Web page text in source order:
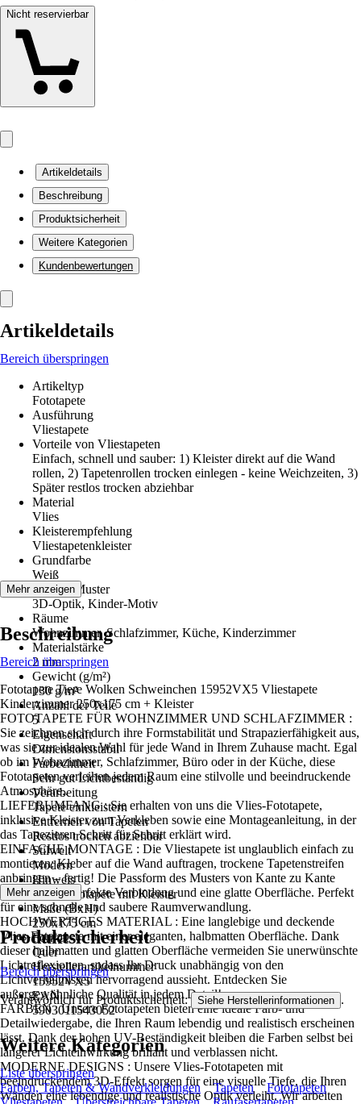
Nicht reservierbar
Artikeldetails
Beschreibung
Produktsicherheit
Weitere Kategorien
Kundenbewertungen
Artikeldetails
Bereich überspringen
Artikeltyp
Fototapete
Ausführung
Vliestapete
Vorteile von Vliestapeten
Einfach, schnell und sauber: 1) Kleister direkt auf die Wand
rollen, 2) Tapetenrollen trocken einlegen - keine Weichzeiten, 3)
Später restlos trocken abziehbar
Material
Vlies
Kleisterempfehlung
Vliestapetenkleister
Grundfarbe
Weiß
Dekor / Muster
3D-Optik, Kinder-Motiv
Räume
Wohnzimmer, Schlafzimmer, Küche, Kinderzimmer
Materialstärke
2 mm
Gewicht (g/m²)
130 g/m²
Anzahl der Teile
5
Eigenschaft
Dimensionsstabil
Farbechtheit
Sehr gut Lichtbeständig
Verarbeitung
Tapete einkleistern
Entfernen von Tapeten
Restlos trocken abziehbar
Stilwelt
Modern
Hinweis
Vlies Fototapete mit Kleister
Maße (BxH)
250x175 cm
Format
Quer
Herstellerartikelnummer
15952VX5
EAN
5903011543052
Mehr anzeigen
Beschreibung
Bereich überspringen
Fototapete Tiere Wolken Schweinchen 15952VX5 Vliestapete
Kinderzimmer 250x175 cm + Kleister
FOTOTAPETE FÜR WOHNZIMMER UND SCHLAFZIMMER :
Sie zeichnen sich durch ihre Formstabilität und Strapazierfähigkeit aus,
was sie zur idealen Wahl für jede Wand in Ihrem Zuhause macht. Egal
ob im Wohnzimmer, Schlafzimmer, Büro oder in der Küche, diese
Fototapeten verleihen jedem Raum eine stilvolle und beeindruckende
Atmosphäre..
LIEFERUMFANG : Sie erhalten von uns die Vlies-Fototapete,
inklusive Kleister zum Verkleben sowie eine Montageanleitung, in der
das Tapezieren Schritt für Schritt erklärt wird.
EINFACHE MONTAGE : Die Vliestapete ist unglaublich einfach zu
montieren: Kleber auf die Wand auftragen, trockene Tapetenstreifen
anbringen – fertig! Die Passform des Musters von Kante zu Kante
sorgt für eine perfekte Verbindung und eine glatte Oberfläche. Perfekt
für eine schnelle und saubere Raumverwandlung.
HOCHWERTIGES MATERIAL : Eine langlebige und deckende
Vlies-Fototapete mit einer eleganten, halbmatten Oberfläche. Dank
dieser halbmatten und glatten Oberfläche vermeiden Sie unerwünschte
Lichtreflexionen, sodass Ihr Druck unabhängig von den
Lichtverhältnissen hervorragend aussieht. Entdecken Sie
außergewöhnliche Qualität in jedem Detail!
FARBEN : Unsere Fototapeten bieten eine ideale Farb- und
Detailwiedergabe, die Ihren Raum lebendig und realistisch erscheinen
lässt. Dank der hohen UV-Beständigkeit bleiben die Farben selbst bei
längerer Lichteinwirkung brillant und verblassen nicht.
MODERNE DESIGNS : Unsere Vlies-Fototapeten mit
beeindruckendem 3D-Effekt sorgen für eine visuelle Tiefe, die Ihren
Wänden eine lebendige und realistische Optik verleiht. Wir arbeiten
Mehr anzeigen
Produktsicherheit
Bereich überspringen
Verantwortlich für Produktsicherheit: Siehe Herstellerinformationen .
Weitere Kategorien
Liste überspringen
Farben, Tapeten & Wandverkleidungen
Tapeten
Fototapeten